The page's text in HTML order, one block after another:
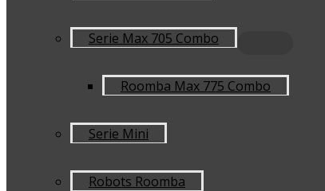
Serie Max 705 Combo
Roomba Max 775 Combo
Serie Mini
Robots Roomba